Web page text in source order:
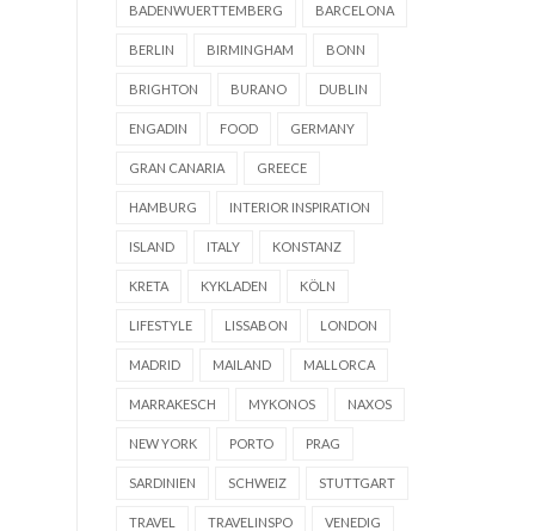
BADENWUERTTEMBERG BARCELONA
BERLIN BIRMINGHAM BONN
BRIGHTON BURANO DUBLIN
ENGADIN FOOD GERMANY
GRAN CANARIA GREECE
HAMBURG INTERIOR INSPIRATION
ISLAND ITALY KONSTANZ
KRETA KYKLADEN KÖLN
LIFESTYLE LISSABON LONDON
MADRID MAILAND MALLORCA
MARRAKESCH MYKONOS NAXOS
NEW YORK PORTO PRAG
SARDINIEN SCHWEIZ STUTTGART
TRAVEL TRAVELINSPO VENEDIG